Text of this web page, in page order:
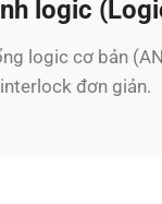
logic
logic cơ bản
đơn giản.